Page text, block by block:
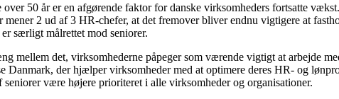
50 år er en afgørende faktor for danske virksomheders fortsatte
2 ud af 3 HR-chefer, at det fremover bliver endnu vigtigere at
særligt målrettet mod seniorer.
mellem det, virksomhederne påpeger som værende vigtigt at arbejde
Danmark, der hjælper virksomheder med at optimere deres HR- og
være højere prioriteret i alle virksomheder og organisationer.